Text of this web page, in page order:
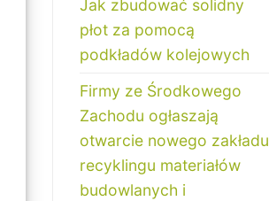
Jak zbudować solidny
płot za pomocą
podkładów kolejowych
Firmy ze Środkowego
Zachodu ogłaszają
otwarcie nowego zakładu
recyklingu materiałów
budowlanych i